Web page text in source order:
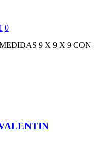
0
9 X 9 X 9 CON